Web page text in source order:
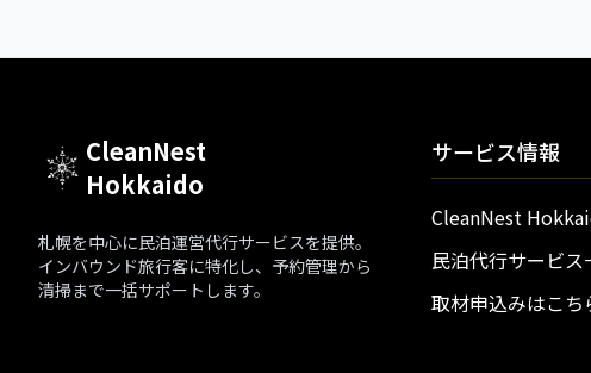
CleanNest
Hokkaido
札幌を中心に民泊運営代行サービスを提供。
インバウンド旅行客に特化し、予約管理から
清掃まで一括サポートします。
サービス情報
CleanNest
民泊代行サービス
取材申込みはこち